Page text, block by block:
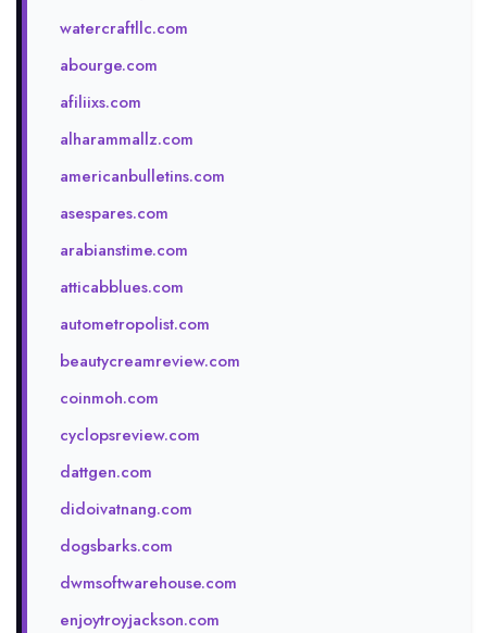
watercraftllc.com
abourge.com
afiliixs.com
alharammallz.com
americanbulletins.com
asespares.com
arabianstime.com
atticabblues.com
autometropolist.com
beautycreamreview.com
coinmoh.com
cyclopsreview.com
dattgen.com
didoivatnang.com
dogsbarks.com
dwmsoftwarehouse.com
enjoytroyjackson.com